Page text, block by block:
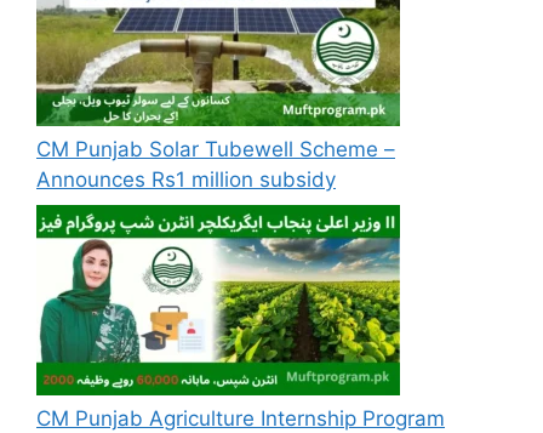
CM Punjab Solar Tubewell Scheme –
Announces Rs1 million subsidy
CM Punjab Agriculture Internship Program